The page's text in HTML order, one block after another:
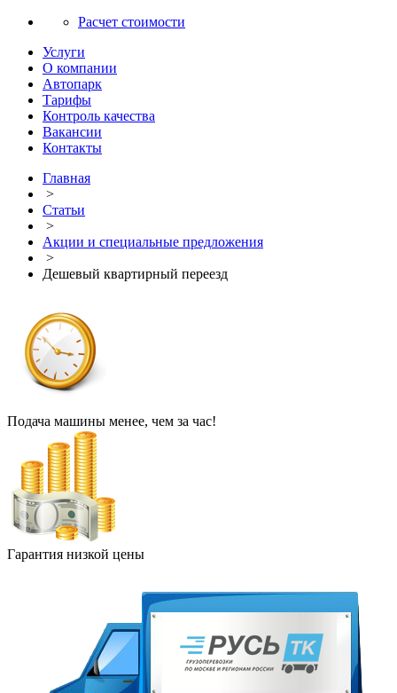
Расчет стоимости
Услуги
О компании
Автопарк
Тарифы
Контроль качества
Вакансии
Контакты
Главная
>
Статьи
>
Акции и специальные предложения
>
Дешевый квартирный переезд
Подача машины менее, чем за час!
Гарантия низкой цены